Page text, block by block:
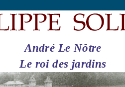
André Le Nôtre
Le roi des jardins